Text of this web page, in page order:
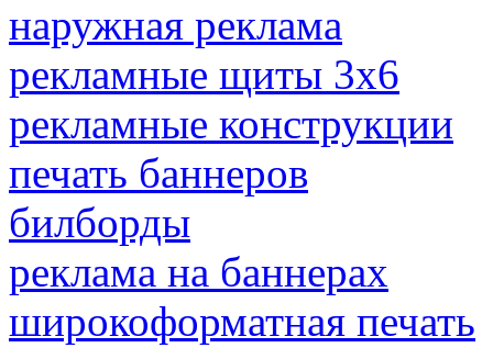
наружная реклама
рекламные щиты 3х6
рекламные конструкции
печать баннеров
билборды
реклама на баннерах
широкоформатная печать